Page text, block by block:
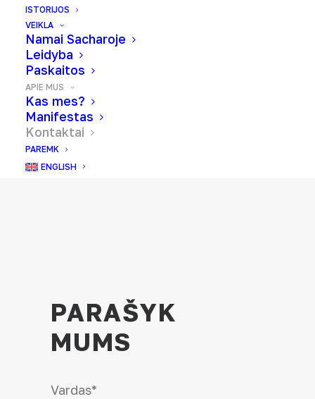
ISTORIJOS
VEIKLA
Namai Sacharoje
Leidyba
Paskaitos
APIE MUS
Kas mes?
Manifestas
Kontaktai
PAREMK
ENGLISH
PARAŠYK
MUMS
Vardas*